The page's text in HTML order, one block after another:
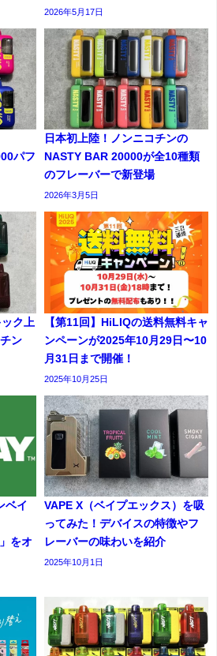
2026年5月17日
パフ
日本初上陸！ノンニコチンの
NASTY BAR 20000が全10種類
のフレーバーで新登場
2026年3月5日
ク上
ン
【第11回】HiLIQの送料無料キャ
ンペーンが2025年10月29日〜10
月31日まで開催！
2025年10月25日
ベイ
をオ
VAPE X（ベイプエックス）を吸
ってみた！デバイスの特徴やフ
レーバーの味わいを紹介
2025年10月1日